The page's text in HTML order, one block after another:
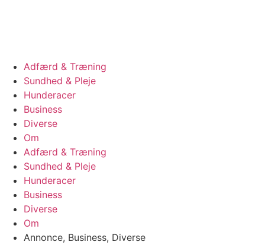
Adfærd & Træning
Sundhed & Pleje
Hunderacer
Business
Diverse
Om
Adfærd & Træning
Sundhed & Pleje
Hunderacer
Business
Diverse
Om
Annonce, Business, Diverse